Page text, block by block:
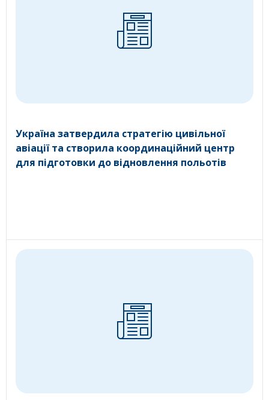
Україна затвердила стратегію цивільної
авіації та створила координаційний центр
для підготовки до відновлення польотів